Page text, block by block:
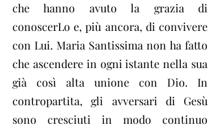
che hanno avuto la grazia di
conoscerLo e, più ancora, di convivere
con Lui. Maria Santissima non ha fatto
che ascendere in ogni istante nella sua
già così alta unione con Dio. In
contropartita, gli avversari di Gesù
sono cresciuti in modo continuo